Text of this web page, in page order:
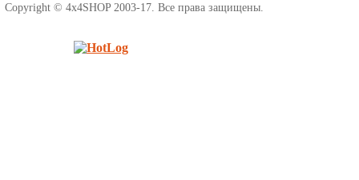
Copyright © 4x4SHOP 2003-17. Все права защищены.